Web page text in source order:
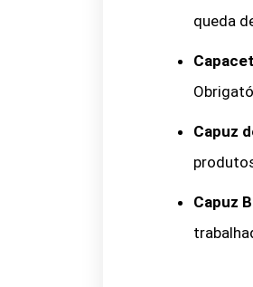
queda
Capuz
Capuz